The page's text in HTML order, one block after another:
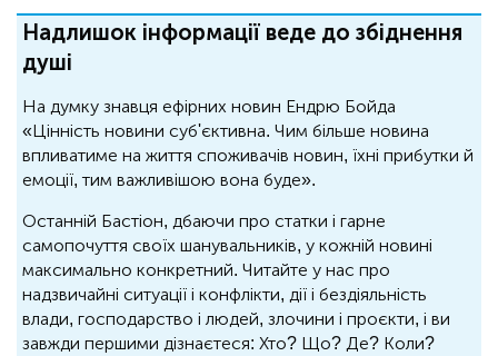
Надлишок інформації веде до збіднення
душі
На думку знавця ефірних новин Ендрю Бойда
«Цінність новини суб'єктивна. Чим більше новина
впливатиме на життя споживачів новин, їхні прибутки й
емоції, тим важливішою вона буде».
Останній Бастіон, дбаючи про статки і гарне
самопочуття своїх шанувальників, у кожній новині
максимально конкретний. Читайте у нас про
надзвичайні ситуації і конфлікти, дії і бездіяльність
влади, господарство і людей, злочини і проєкти, і ви
завжди першими дізнаєтеся: Хто? Що? Де? Коли?